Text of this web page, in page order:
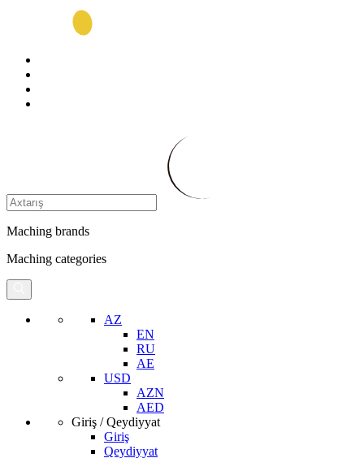
Maching brands
Maching categories
AZ
EN
RU
AE
USD
AZN
AED
Giriş / Qeydiyyat
Giriş
Qeydiyyat